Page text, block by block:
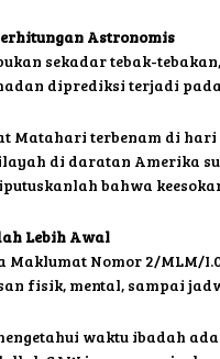
Astronomis
sekadar tebak-
diprediksi terjadi pada
Matahari terbenam di
di daratan Amerika
bahwa
Lebih Awal
Maklumat Nomor 2/MLM/
fisik, mental, sampai
waktu ibadah